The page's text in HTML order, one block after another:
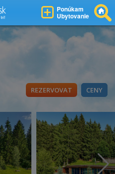
Ponúkam
Ubytovanie
REZERVOVAT CENY